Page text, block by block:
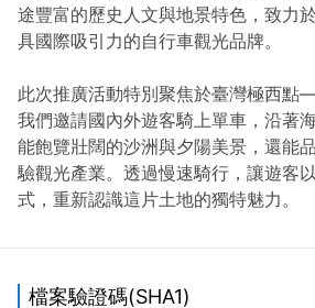
途豐富的歷史人文與地景特色，致力
具國際吸引力的自行車觀光品牌。
此次推廣活動特別聚焦於臺灣極西點
我們邀請國內外遊客騎上單車，沿著
能飽覽壯闊的沙洲與夕陽美景，還能
驗觀光產業。透過慢速騎行，讓遊客
式，重新認識這片土地的獨特魅力。
檔案驗證碼(SHA1)